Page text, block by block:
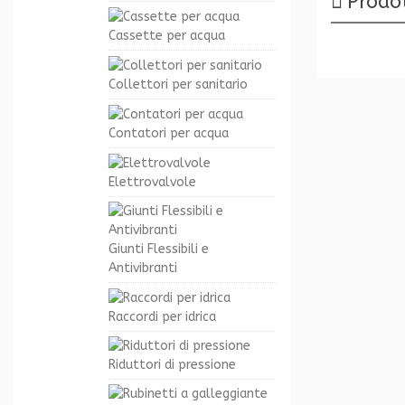
Cassette per acqua
Collettori per sanitario
Contatori per acqua
Elettrovalvole
Giunti Flessibili e
Antivibranti
Raccordi per idrica
Riduttori di pressione